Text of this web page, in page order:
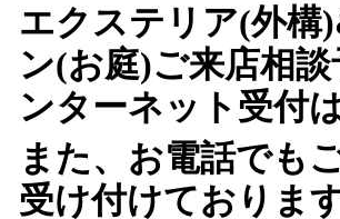
エクステリア(外構
ン(お庭)ご来店相
ンターネット受付
また、お電話でも
受け付けておりま